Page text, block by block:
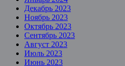
Декабрь 2023
Ноябрь 2023
Октябрь 2023
Сентябрь 2023
Август 2023
Июль 2023
Июнь 2023